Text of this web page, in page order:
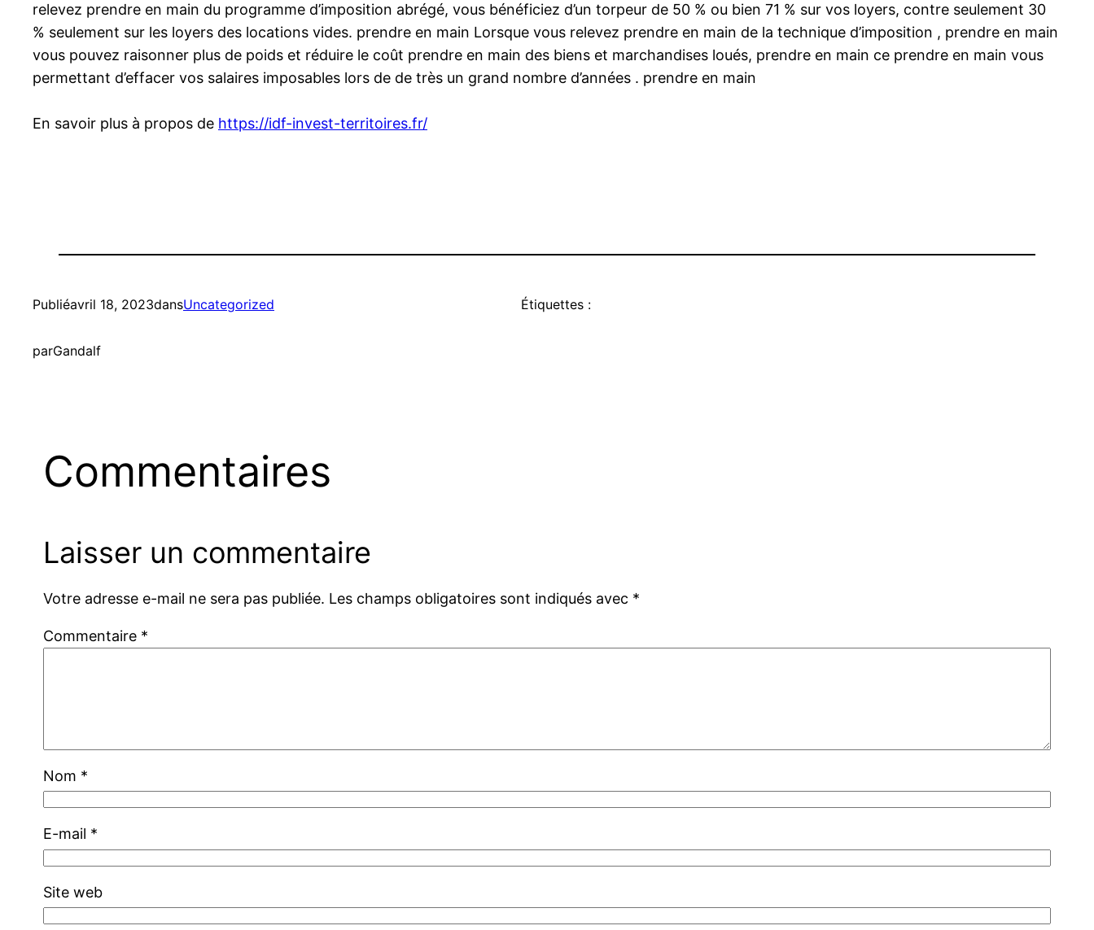
relevez prendre en main du programme d’imposition abrégé, vous bénéficiez d’un torpeur de 50 % ou bien 71 % sur vos loyers, contre seulement 30
% seulement sur les loyers des locations vides. prendre en main Lorsque vous relevez prendre en main de la technique d’imposition , prendre en main
vous pouvez raisonner plus de poids et réduire le coût prendre en main des biens et marchandises loués, prendre en main ce prendre en main vous
permettant d’effacer vos salaires imposables lors de de très un grand nombre d’années . prendre en main
En savoir plus à propos de https://idf-invest-territoires.fr/
Publiéavril 18, 2023dansUncategorized
parGandalf
Étiquettes :
Commentaires
Laisser un commentaire
Votre adresse e-mail ne sera pas publiée. Les champs obligatoires sont indiqués avec *
Commentaire *
Nom *
E-mail *
Site web